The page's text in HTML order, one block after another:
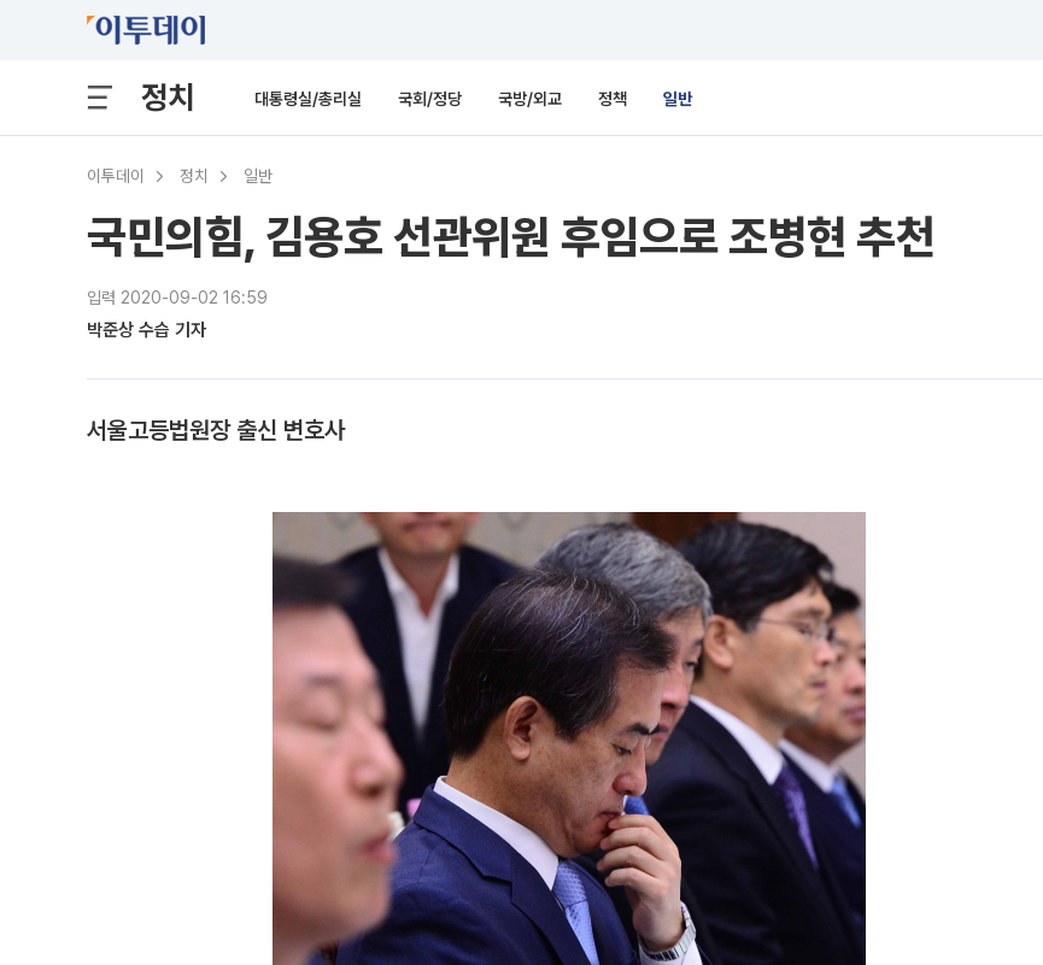
정치 대통령실/총리실 국회/정당 국방/외교 정책 일반
이투데이 정치 일반
국민의힘, 김용호 선관위원 후임으로 조병현 추천
입력 2020-09-02 16:59
박준상 수습 기자
서울고등법원장 출신 변호사